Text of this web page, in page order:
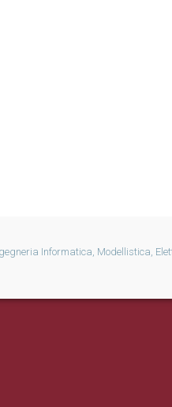
Informatica, Modellistica,